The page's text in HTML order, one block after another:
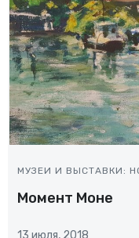
МУЗЕИ И ВЫСТАВКИ:
Момент Моне